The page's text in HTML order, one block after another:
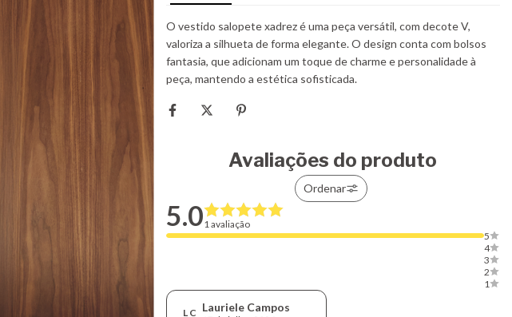
Avaliações do produto
Ordenar
5.01 avaliação
5
4
3
2
1
L C Lauriele Campos